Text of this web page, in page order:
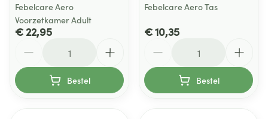
Febelcare Aero
Voorzetkamer Adult
€ 22,95
Bestel
Febelcare Aero Tas
€ 10,35
Bestel